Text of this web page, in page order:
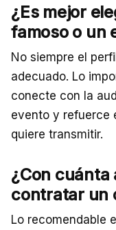
¿Es mejor
famoso o un
No siempre el
adecuado. Lo
conecte con la
evento y refuerce
quiere transmitir.
¿Con
contratar un
Lo recomendable